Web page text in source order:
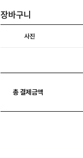
장바구니
사진
총 결제금액